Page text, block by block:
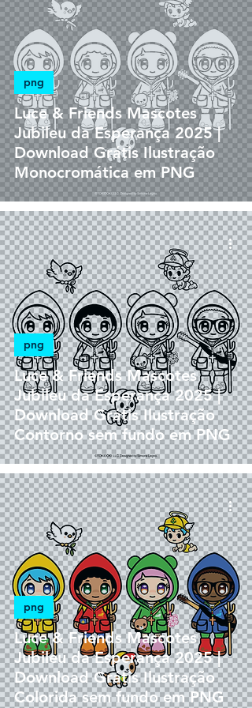
Luce & Friends Mascotes
Jubileu da Esperança 2025 |
Download Grátis Ilustração
Monocromática em PNG
png
Luce & Friends Mascotes
Jubileu da Esperança 2025 |
Download Grátis Ilustração
Contorno sem fundo em PNG
png
Luce & Friends Mascotes
Jubileu da Esperança 2025 |
Download Grátis Ilustração
Colorida sem fundo em PNG
png